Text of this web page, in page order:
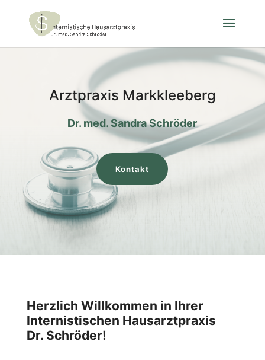
Arztpraxis Markkleeberg
Dr. med. Sandra Schröder
Kontakt
Herzlich Willkommen in Ihrer
Internistischen Hausarztpraxis
Dr. Schröder!